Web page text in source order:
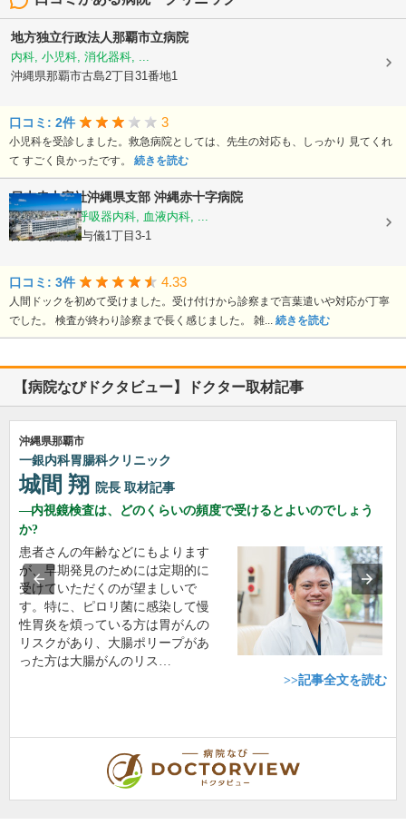
地方独立行政法人那覇市立病院
内科, 小児科, 消化器科, ...
沖縄県那覇市古島2丁目31番地1
口コミ: 2件 3
小児科を受診しました。救急病院としては、先生の対応も、しっかり 見てくれ
て すごく良かったです。 続きを読む
日本赤十字社沖縄県支部 沖縄赤十字病院
循環器内科, 呼吸器内科, 血液内科, ...
沖縄県那覇市与儀1丁目3-1
口コミ: 3件 4.33
人間ドックを初めて受けました。受け付けから診察まで言葉遣いや対応が丁寧
でした。 検査が終わり診察まで長く感じました。 雑... 続きを読む
【病院なびドクタビュー】ドクター取材記事
沖縄県那覇市
一銀内科胃腸科クリニック
城間 翔 院長 取材記事
内視鏡検査は、どのくらいの頻度で受けるとよいのでしょう
か?
患者さんの年齢などにもよります
が、早期発見のためには定期的に
受けていただくのが望ましいで
す。特に、ピロリ菌に感染して慢
性胃炎を煩っている方は胃がんの
リスクがあり、大腸ポリープがあ
った方は大腸がんのリス…
>>記事全文を読む